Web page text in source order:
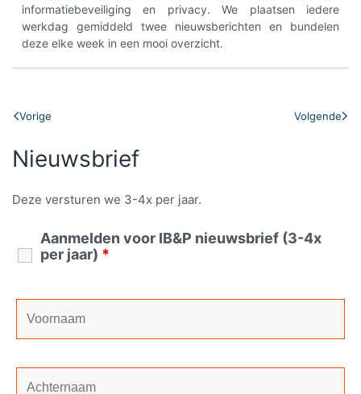
informatiebeveiliging en privacy. We plaatsen iedere
werkdag gemiddeld twee nieuwsberichten en bundelen
deze elke week in een mooi overzicht.
Vorige Volgende
Nieuwsbrief
Deze versturen we 3-4x per jaar.
Aanmelden voor IB&P nieuwsbrief (3-4x
per jaar) *